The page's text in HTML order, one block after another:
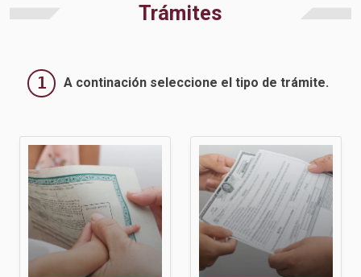
Trámites
1 A continación seleccione el tipo de trámite.